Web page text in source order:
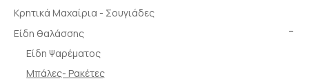
Κρητικά Μαχαίρια - Σουγιάδες
Είδη θαλάσσης
Είδη Ψαρέματος
Μπάλες- Ρακέτες